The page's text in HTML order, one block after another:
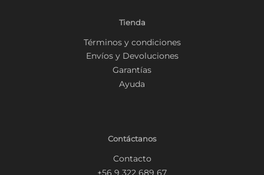
Tienda
Términos y condiciones
Envíos y Devoluciones
Garantías
Ayuda
Contáctanos
Contacto
+56 9 322 689 67